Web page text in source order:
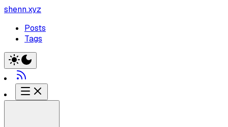
shenn.xyz
Posts
Tags